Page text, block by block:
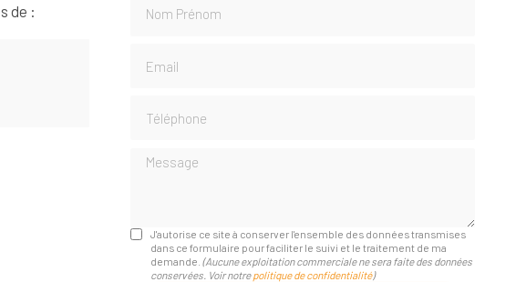
de :
Message
J'autorise ce site à conserver l'ensemble des données transmises
dans ce formulaire pour faciliter le suivi et le traitement de ma
demande.(Aucune exploitation commerciale ne sera faite des données
conservées. Voir notrepolitique de confidentialité)